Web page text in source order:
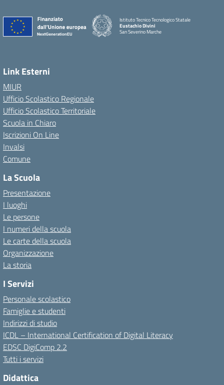
Istituto Tecnico Tecnologico Statale
Eustachio Divini
San Severino Marche
Link Esterni
MIUR
Ufficio Scolastico Regionale
Ufficio Scolastico Territoriale
Scuola in Chiaro
Iscrizioni On Line
Invalsi
Comune
La Scuola
Presentazione
I luoghi
Le persone
I numeri della scuola
Le carte della scuola
Organizzazione
La storia
I Servizi
Personale scolastico
Famiglie e studenti
Indirizzi di studio
ICDL – International Certification of Digital Literacy
EDSC DigiComp 2.2
Tutti i servizi
Didattica